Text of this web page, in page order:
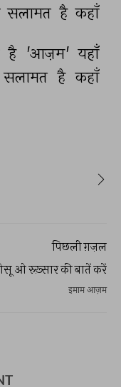
सलामत है कहाँ
है 'आज़म' यहाँ
सलामत है कहाँ
पिछली ग़ज़ल
ओ रुख़्सार की बातें करें
इमाम आज़म